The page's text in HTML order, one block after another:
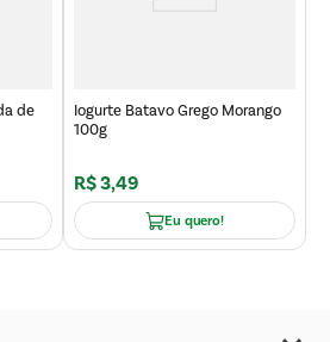
de
Iogurte Batavo Grego Morango
100g
R$3,49
Eu quero!